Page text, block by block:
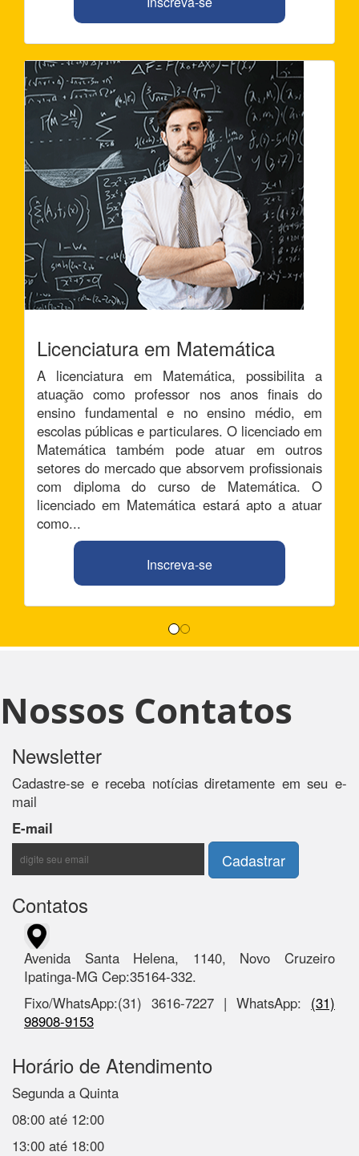
Licenciatura em Matemática
A licenciatura em Matemática, possibilita a
atuação como professor nos anos finais do
ensino fundamental e no ensino médio, em
escolas públicas e particulares. O licenciado em
Matemática também pode atuar em outros
setores do mercado que absorvem profissionais
com diploma do curso de Matemática. O
licenciado em Matemática estará apto a atuar
como...
Inscreva-se
Nossos Contatos
Newsletter
Cadastre-se e receba notícias diretamente em seu e-
mail
E-mail
Contatos
Avenida Santa Helena, 1140, Novo Cruzeiro
Ipatinga-MG Cep:35164-332.
Fixo/WhatsApp:(31) 3616-7227 | WhatsApp: (31)
98908-9153
Horário de Atendimento
Segunda a Quinta
08:00 até 12:00
13:00 até 18:00